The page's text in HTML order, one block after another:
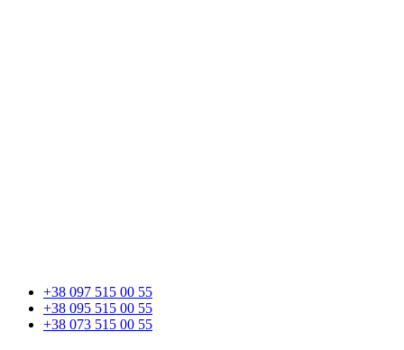
+38 097 515 00 55
+38 095 515 00 55
+38 073 515 00 55